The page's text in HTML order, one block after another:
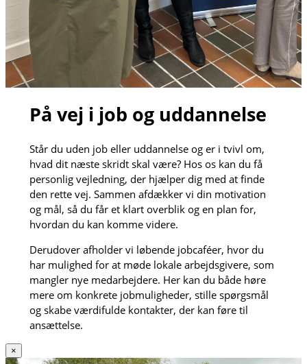
På vej i job og uddannelse
Står du uden job eller uddannelse og er i tvivl om,
hvad dit næste skridt skal være? Hos os kan du få
personlig vejledning, der hjælper dig med at finde
den rette vej. Sammen afdækker vi din motivation
og mål, så du får et klart overblik og en plan for,
hvordan du kan komme videre.
Derudover afholder vi løbende jobcaféer, hvor du
har mulighed for at møde lokale arbejdsgivere, som
mangler nye medarbejdere. Her kan du både høre
mere om konkrete jobmuligheder, stille spørgsmål
og skabe værdifulde kontakter, der kan føre til
ansættelse.
×